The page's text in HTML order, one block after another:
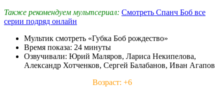
Также рекомендуем мультсериал: Смотреть Спанч Боб все
серии подряд онлайн
Мультик смотреть «Губка Боб рождество»
Время показа: 24 минуты
Озвучивали: Юрий Маляров, Лариса Некипелова,
Александр Хотченков, Сергей Балабанов, Иван Агапов
Возраст: +6